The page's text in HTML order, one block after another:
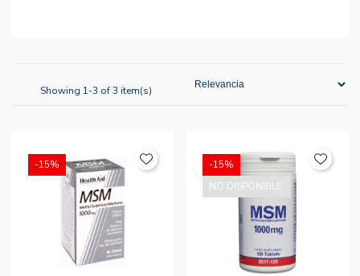
Showing 1-3 of 3 item(s)
-15%
-15%
NO DISPONIBLE.